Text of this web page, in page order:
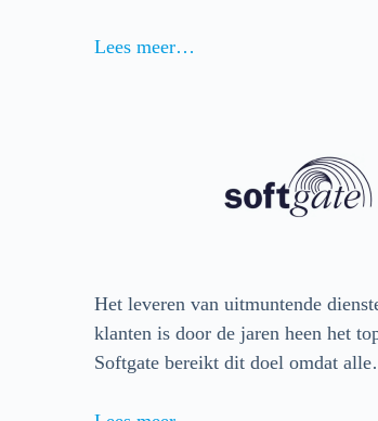
Lees meer…
Het leveren van uitmuntende
klanten is door de jaren heen het
Softgate bereikt dit doel omdat